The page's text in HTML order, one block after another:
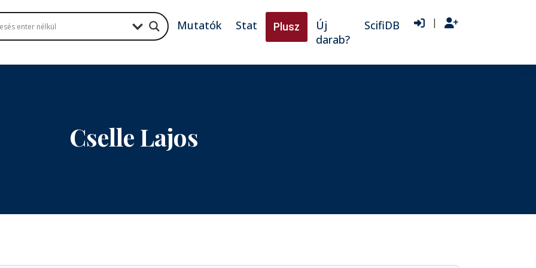
Mutatók Stat Plusz
Új
darab?
ScifiDB |
Cselle Lajos